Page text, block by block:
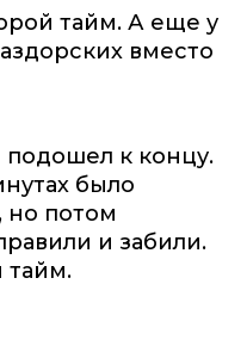
тайм. А еще у
вместо
к концу.
было
но потом
и забили.